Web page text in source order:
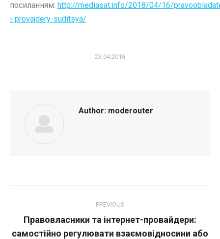
посиланням: http://mediasat.info/2018/04/16/
i-provajdery-suditsya/
23.04.2018
Author: moderouter
navigation
PREVIOUS
Previous
Правовласники та інтернет-провайдери:
самостійно регулювати взаємовідносини або